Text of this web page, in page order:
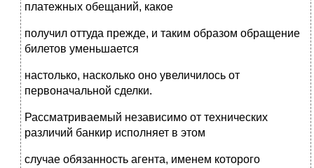
платежных обещаний, какое
получил оттуда прежде, и таким образом обращение
билетов уменьшается
настолько, насколько оно увеличилось от
первоначальной сделки.
Рассматриваемый независимо от технических
различий банкир исполняет в этом
случае обязанность агента, именем которого